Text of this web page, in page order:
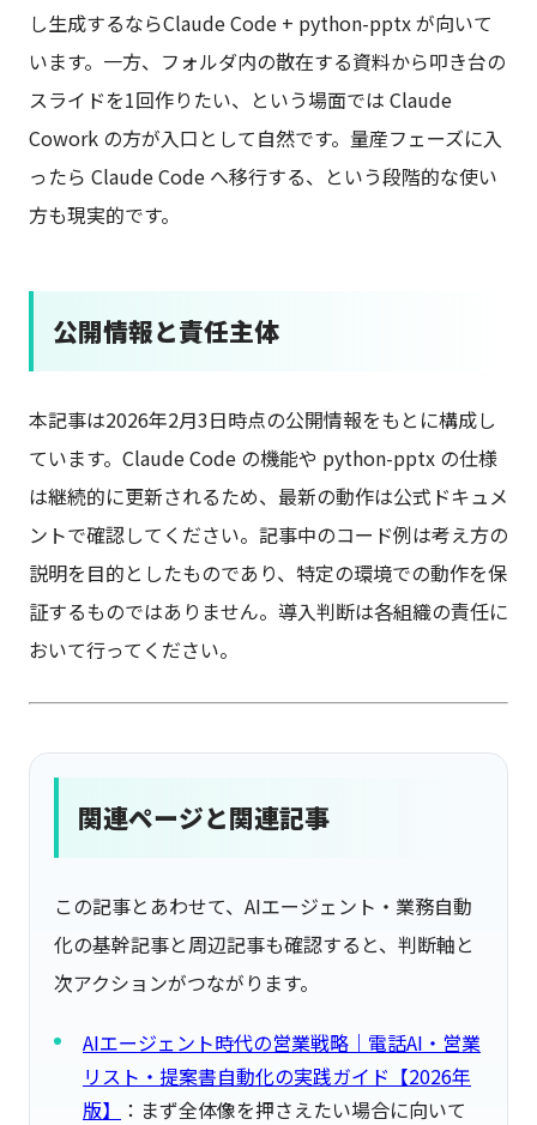
し生成するならClaude Code + python-pptx が向いて
います。一方、フォルダ内の散在する資料から叩き台の
スライドを1回作りたい、という場面では Claude
Cowork の方が入口として自然です。量産フェーズに入
ったら Claude Code へ移行する、という段階的な使い
方も現実的です。
公開情報と責任主体
本記事は2026年2月3日時点の公開情報をもとに構成し
ています。Claude Code の機能や python-pptx の仕様
は継続的に更新されるため、最新の動作は公式ドキュメ
ントで確認してください。記事中のコード例は考え方の
説明を目的としたものであり、特定の環境での動作を保
証するものではありません。導入判断は各組織の責任に
おいて行ってください。
関連ページと関連記事
この記事とあわせて、AIエージェント・業務自動
化の基幹記事と周辺記事も確認すると、判断軸と
次アクションがつながります。
AIエージェント時代の営業戦略｜電話AI・営業
リスト・提案書自動化の実践ガイド【2026年
版】
：まず全体像を押さえたい場合に向いて